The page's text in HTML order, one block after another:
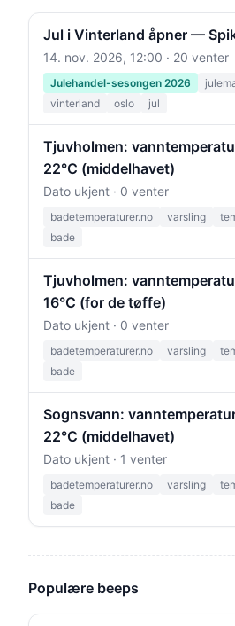
Jul i Vinterland åpner —
14. nov. 2026, 12:00 · 20 venter
Julehandel-sesongen 2026
vinterland
oslo jul
Tjuvholmen:
22°C (middelhavet)
Dato ukjent · 0 venter
badetemperaturer.no varsling
bade
Tjuvholmen:
16°C (for de tøffe)
Dato ukjent · 0 venter
badetemperaturer.no varsling
bade
Sognsvann:
22°C (middelhavet)
Dato ukjent · 1 venter
badetemperaturer.no varsling
bade
Populære beeps